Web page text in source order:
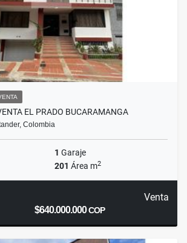
EL PRADO BUCARAMANGA
Colombia
1 Garaje
201 Área m2
Venta
$640.000.000COP